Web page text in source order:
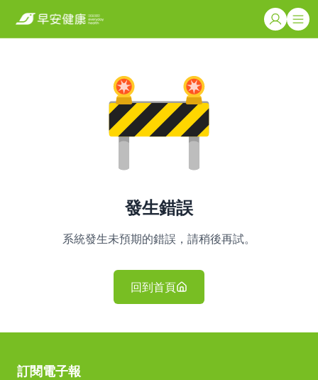
發生錯誤
系統發生未預期的錯誤，請稍後再試。
回到首頁
訂閱電子報